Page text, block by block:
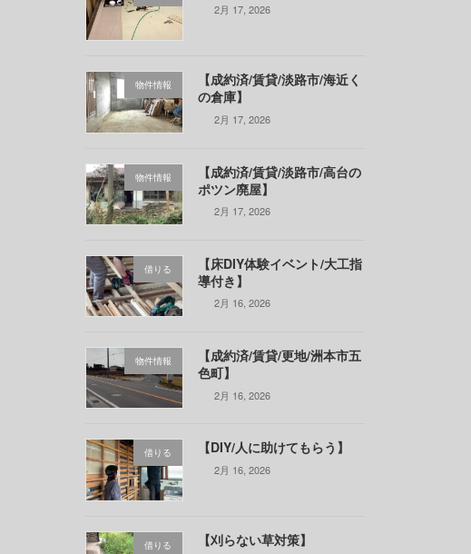
2月 17, 2026
物件情報
【成約済/賃貸/淡路市/海近く
の倉庫】
2月 17, 2026
物件情報
【成約済/賃貸/淡路市/高台の
ポツン廃屋】
2月 17, 2026
借りる
【床DIY体験イベント/大工指
導付き】
2月 16, 2026
物件情報
【成約済/賃貸/更地/洲本市五
色町】
2月 16, 2026
借りる 【DIY/人に助けてもらう】
2月 16, 2026
借りる 【刈らない草対策】